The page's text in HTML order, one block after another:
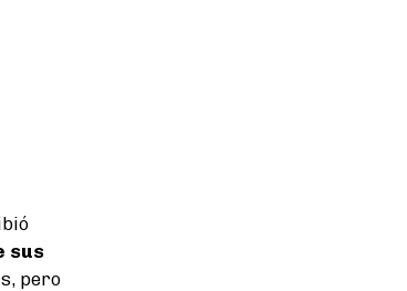
sus
pero